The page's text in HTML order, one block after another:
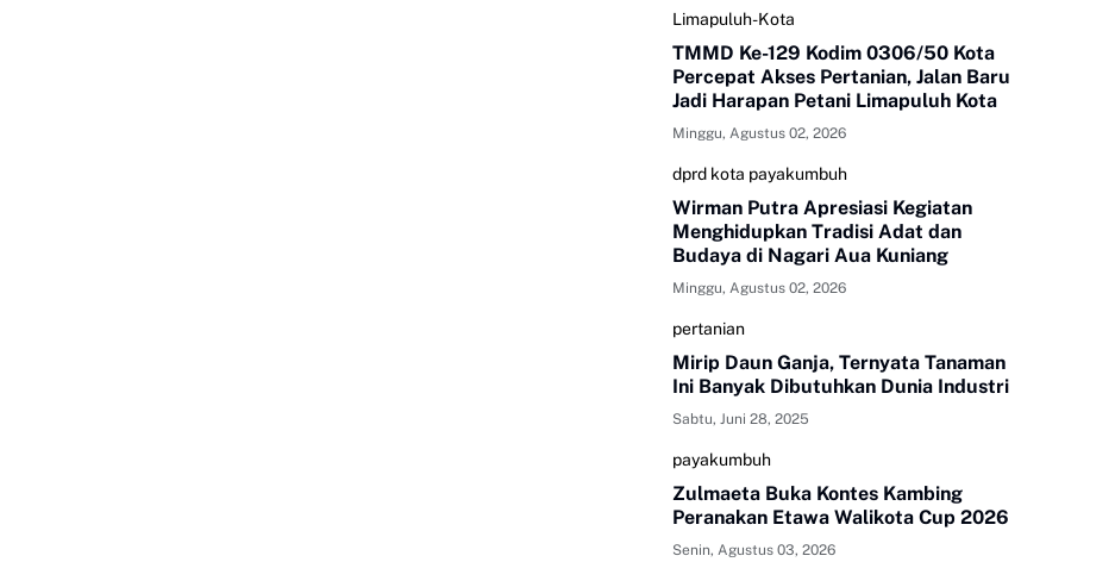
Limapuluh-Kota
TMMD Ke-129 Kodim 0306/50 Kota
Percepat Akses Pertanian, Jalan Baru
Jadi Harapan Petani Limapuluh Kota
Minggu, Agustus 02, 2026
dprd kota payakumbuh
Wirman Putra Apresiasi Kegiatan
Menghidupkan Tradisi Adat dan
Budaya di Nagari Aua Kuniang
Minggu, Agustus 02, 2026
pertanian
Mirip Daun Ganja, Ternyata Tanaman
Ini Banyak Dibutuhkan Dunia Industri
Sabtu, Juni 28, 2025
payakumbuh
Zulmaeta Buka Kontes Kambing
Peranakan Etawa Walikota Cup 2026
Senin, Agustus 03, 2026